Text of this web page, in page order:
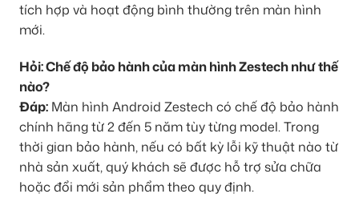
tích hợp và hoạt động bình thường trên màn hình
mới.
Hỏi: Chế độ bảo hành của màn hình Zestech như thế
nào?
Đáp: Màn hình Android Zestech có chế độ bảo hành
chính hãng từ 2 đến 5 năm tùy từng model. Trong
thời gian bảo hành, nếu có bất kỳ lỗi kỹ thuật nào từ
nhà sản xuất, quý khách sẽ được hỗ trợ sửa chữa
hoặc đổi mới sản phẩm theo quy định.